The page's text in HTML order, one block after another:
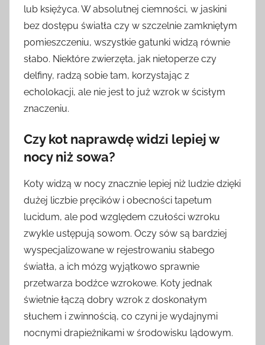
lub księżyca. W absolutnej ciemności, w jaskini
bez dostępu światła czy w szczelnie zamkniętym
pomieszczeniu, wszystkie gatunki widzą równie
słabo. Niektóre zwierzęta, jak nietoperze czy
delfiny, radzą sobie tam, korzystając z
echolokacji, ale nie jest to już wzrok w ścisłym
znaczeniu.
Czy kot naprawdę widzi lepiej w
nocy niż sowa?
Koty widzą w nocy znacznie lepiej niż ludzie dzięki
dużej liczbie pręcików i obecności tapetum
lucidum, ale pod względem czułości wzroku
zwykle ustępują sowom. Oczy sów są bardziej
wyspecjalizowane w rejestrowaniu słabego
światła, a ich mózg wyjątkowo sprawnie
przetwarza bodźce wzrokowe. Koty jednak
świetnie łączą dobry wzrok z doskonałym
słuchem i zwinnością, co czyni je wydajnymi
nocnymi drapieżnikami w środowisku lądowym.